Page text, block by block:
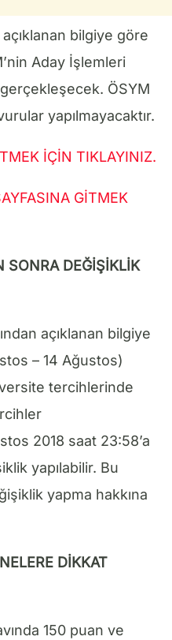
bilgiye göre
Aday İşlemleri
ÖSYM
yapılmayacaktır.
İÇİN TIKLAYINIZ.
GİTMEK
SONRA DEĞİŞİKLİK
açıklanan bilgiye
– 14 Ağustos)
tercihlerinde
2018 saat 23:58’a
yapılabilir. Bu
yapma hakkına
DİKKAT
150 puan ve